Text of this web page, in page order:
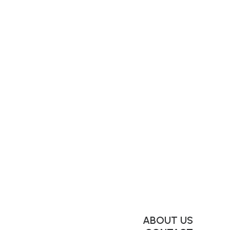
ABOUT US